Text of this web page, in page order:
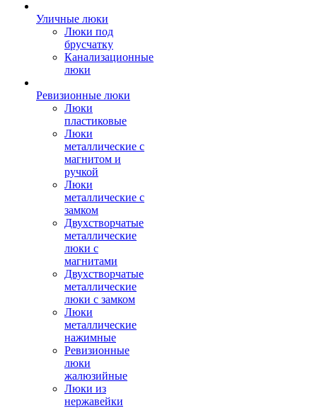
Уличные люки
Люки под
брусчатку
Канализационные
люки
Ревизионные люки
Люки
пластиковые
Люки
металлические с
магнитом и
ручкой
Люки
металлические с
замком
Двухстворчатые
металлические
люки с
магнитами
Двухстворчатые
металлические
люки с замком
Люки
металлические
нажимные
Ревизионные
люки
жалюзийные
Люки из
нержавейки